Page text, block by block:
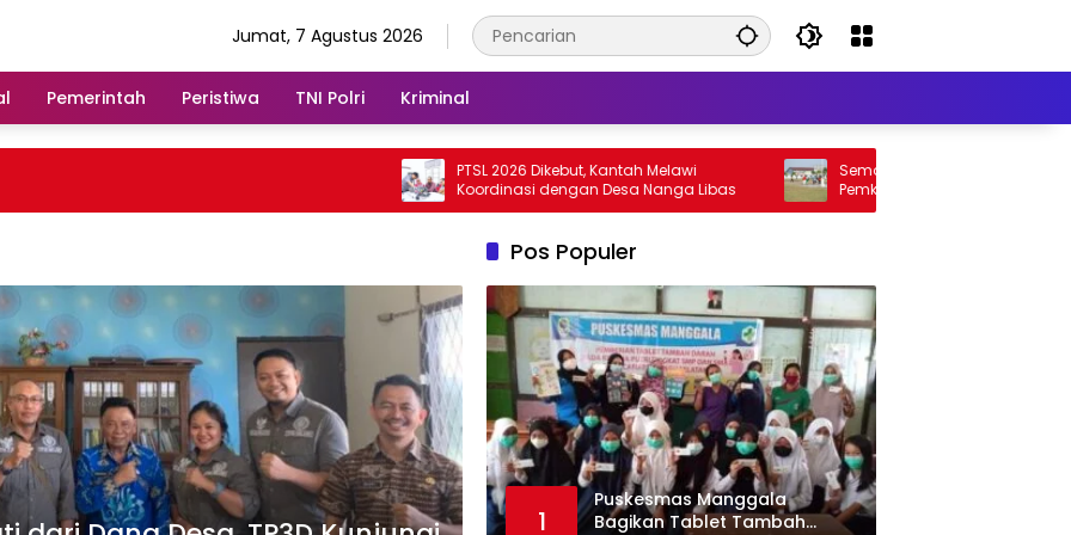
Jumat, 7 Agustus 2026
Pemerintah Peristiwa TNI Polri Kriminal
PTSL 2026 Dikebut, Kantah Melawi
Koordinasi dengan Desa Nanga Libas
Semangat Gotong Royong Menggema,
Pemkab Melawi Benahi Lokasi Upacara
HUT ke-81 RI
Pos Populer
1
Puskesmas Manggala
Bagikan Tablet Tambah